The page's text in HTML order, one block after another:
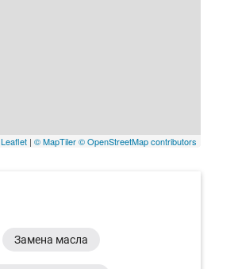
Leaflet | © MapTiler© OpenStreetMap contributors
Замена масла